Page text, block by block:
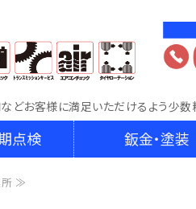
お客様に満足いただけるよう少数
点検 鈑金・塗装
所 ≫